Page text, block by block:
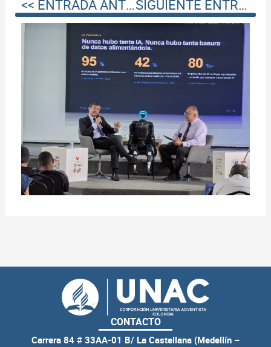
<< ENTRADA ANTERIOR SIGUIENTE ENTRADA >>
CONTACTO
Carrera 84 # 33AA-01 B/ La Castellana (Medellín –